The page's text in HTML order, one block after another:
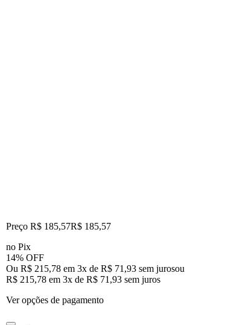
Preço R$ 185,57R$ 185,57
no Pix
14% OFF
Ou R$ 215,78 em 3x de R$ 71,93 sem jurosou
R$ 215,78 em 3x de R$ 71,93 sem juros
Ver opções de pagamento